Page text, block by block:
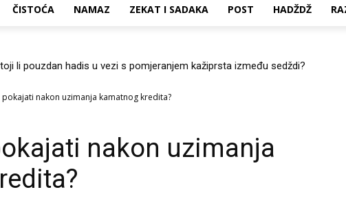
ČISTOĆA NAMAZ ZEKAT I SADAKA POST HADŽDŽ
li pouzdan hadis u vezi s pomjeranjem kažiprsta između sedždi?
pokajati nakon uzimanja kamatnog kredita?
nakon uzimanja